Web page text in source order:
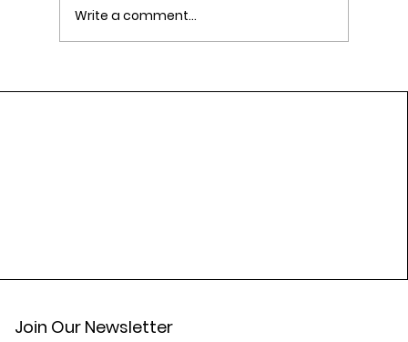
Write a comment...
Join Our Newsletter